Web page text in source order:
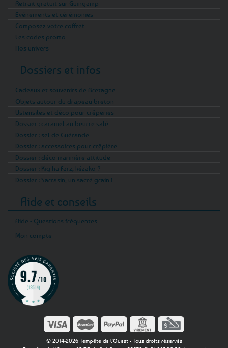
Retrait gratuit sur Guingamp
Evénements et cérémonies
Composez votre coffret
Les codes promo
Nos univers
Dossiers et infos
Cadeaux et souvenirs de Bretagne
Objets autour du drapeau breton
Ustensiles et déco pour crêperies
Dossier : caramel au beurre salé
Dossier : sel de Guérande
Dossier : accessoires pour crêpière
Dossier : déco marinière attitude
Dossier : Kig ha Farz, kézako ?
Dossier : Sarrasin, un sacré grain !
Aide et conseils
Aide - Questions fréquentes
Mon compte
© 2014-2026 Tempête de l'Ouest - Tous droits réservés